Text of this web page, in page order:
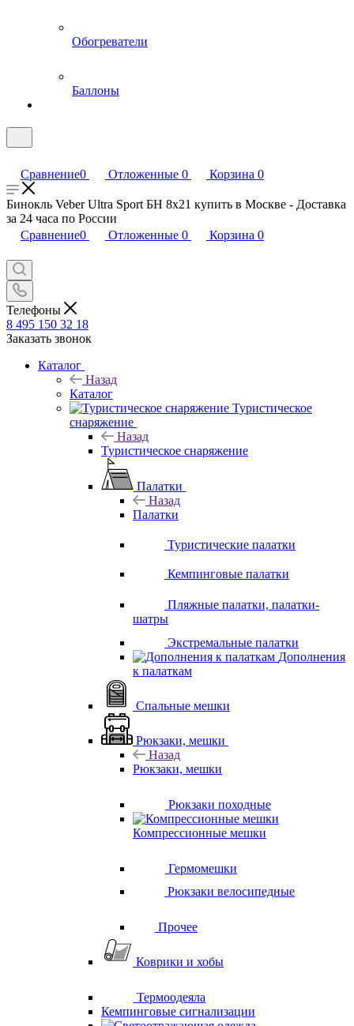
Обогреватели
Баллоны
Сравнение0 Отложенные 0 Корзина 0
Бинокль Veber Ultra Sport БН 8x21 купить в Москве - Доставка
за 24 часа по России
Сравнение0 Отложенные 0 Корзина 0
Телефоны
8 495 150 32 18
Заказать звонок
Каталог
Назад
Каталог
Туристическое
снаряжение
Назад
Туристическое снаряжение
Палатки
Назад
Палатки
Туристические палатки
Кемпинговые палатки
Пляжные палатки, палатки-
шатры
Экстремальные палатки
Дополнения
к палаткам
Спальные мешки
Рюкзаки, мешки
Назад
Рюкзаки, мешки
Рюкзаки походные
Компрессионные мешки
Гермомешки
Рюкзаки велосипедные
Прочее
Коврики и хобы
Термоодеяла
Кемпинговые сигнализации